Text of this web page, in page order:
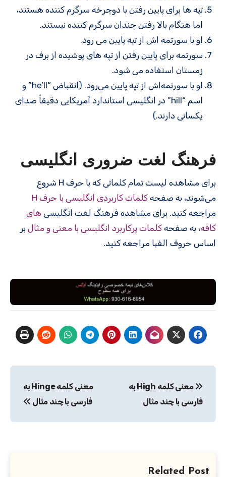
تپه ها برای پایین رفتن با دوچرخه سرگرم کننده هستند،
اما هنگام بالا رفتن چندان سرگرم کننده نیستند.
او با سورتمه اش از تپه پایین می رود.
سورتمه برای پایین رفتن از تپه های پوشیده از برف در
زمستان استفاده می شود.
او با سورتمه‌اش از تپه پایین می‌رود. (انقباض “he’ll” و
اسم “hill” در انگلیسی استاندارد آمریکایی دقیقاً صدای
یکسانی دارند.)
فرهنگ لغت ضروری انگلیسی
برای مشاهده لیست تمام کلماتی که با حرف H شروع
می‌شوند، به صفحه کلمات کاربردی انگلیسی با حرف H
مراجعه کنید. برای مشاهده فرهنگ لغت انگلیسی های
کافه، به صفحه کلمات پرکاربرد انگلیسی با معنی و مثال بر
اساس حروف الفبا مراجعه کنید.
نوشته
معنی کلمه High به
فارسی با چند مثال
معنی کلمه Hinge به
فارسی با چند مثال
Related Post